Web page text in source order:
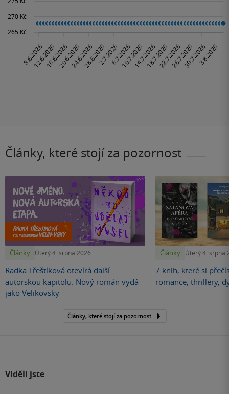
Články, které stojí za pozornost
Články Úterý 4. srpna 2026
Radka Třeštíková otevírá další
autorskou kapitolu. Nový román vydá
jako Velikovsky
Články Úterý 4. srpna
7 knih, které si
romance, thrillery,
Články, které stojí za pozornost
Viděli jste